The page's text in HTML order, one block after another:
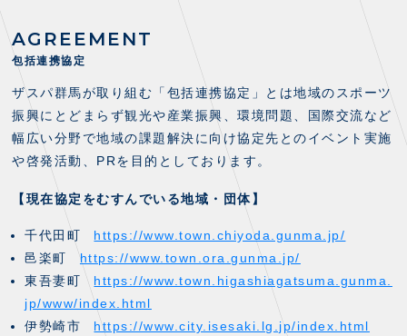
AGREEMENT
包括連携協定
ザスパ群馬が取り組む「包括連携協定」とは地域のスポーツ
振興にとどまらず観光や産業振興、環境問題、国際交流など
幅広い分野で地域の課題解決に向け協定先とのイベント実施
や啓発活動、PRを目的としております。
【現在協定をむすんでいる地域・団体】
千代田町
https://www.town.chiyoda.gunma.jp/
邑楽町
https://www.town.ora.gunma.jp/
東吾妻町
https://www.town.higashiagatsuma.gunma.
jp/www/index.html
伊勢崎市
https://www.city.isesaki.lg.jp/index.html